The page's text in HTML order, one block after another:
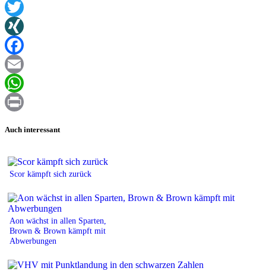
Twitter
XING
Facebook
Email
WhatsApp
Auch interessant
Scor kämpft sich zurück
Aon wächst in allen Sparten,
Brown & Brown kämpft mit
Abwerbungen